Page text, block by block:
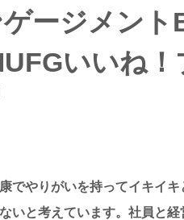
ージメント
いいね
でやりがいを持ってイキイ
いと考えています。社員と